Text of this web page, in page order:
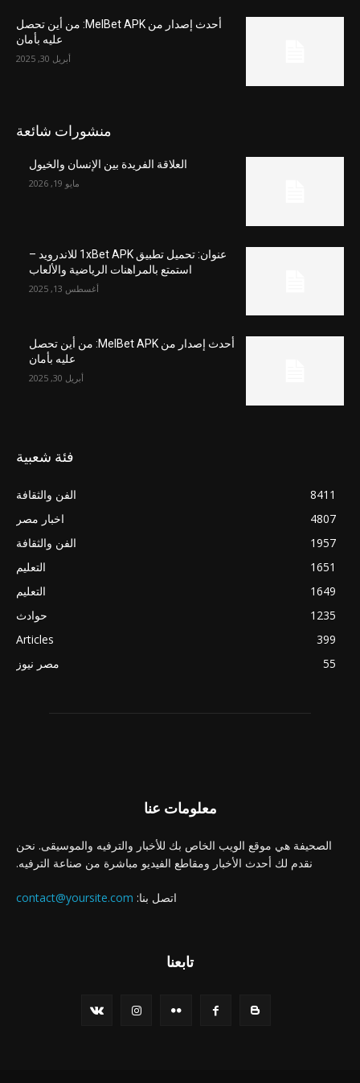
أحدث إصدار من MelBet APK: من أين تحصل
عليه بأمان
أبريل 30, 2025
منشورات شائعة
العلاقة الفريدة بين الإنسان والخيول
مايو 19, 2026
عنوان: تحميل تطبيق 1xBet APK للاندرويد –
استمتع بالمراهنات الرياضية والألعاب
أغسطس 13, 2025
أحدث إصدار من MelBet APK: من أين تحصل
عليه بأمان
أبريل 30, 2025
فئة شعبية
الفن والثقافة
8411
اخبار مصر
4807
الفن والثقافة
1957
التعليم
1651
التعليم
1649
حوادث
1235
Articles
399
مصر نيوز
55
معلومات عنا
الصحيفة هي موقع الويب الخاص بك للأخبار والترفيه والموسيقى. نحن
نقدم لك أحدث الأخبار ومقاطع الفيديو مباشرة من صناعة الترفيه.
اتصل بنا: contact@yoursite.com
تابعنا